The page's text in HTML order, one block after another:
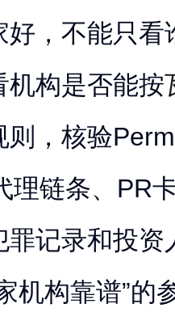
好，不能只看
机构是否能按
则，核验
链条、PR卡
记录和投资
机构靠谱”的